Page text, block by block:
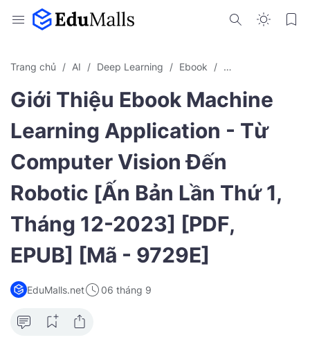
Trang chủ AI Deep Learning Ebook Machine Learning
Giới Thiệu Ebook Machine
Learning Application - Từ
Computer Vision Đến
Robotic [Ấn Bản Lần Thứ 1,
Tháng 12-2023] [PDF,
EPUB] [Mã - 9729E]
EduMalls.net 06 tháng 9